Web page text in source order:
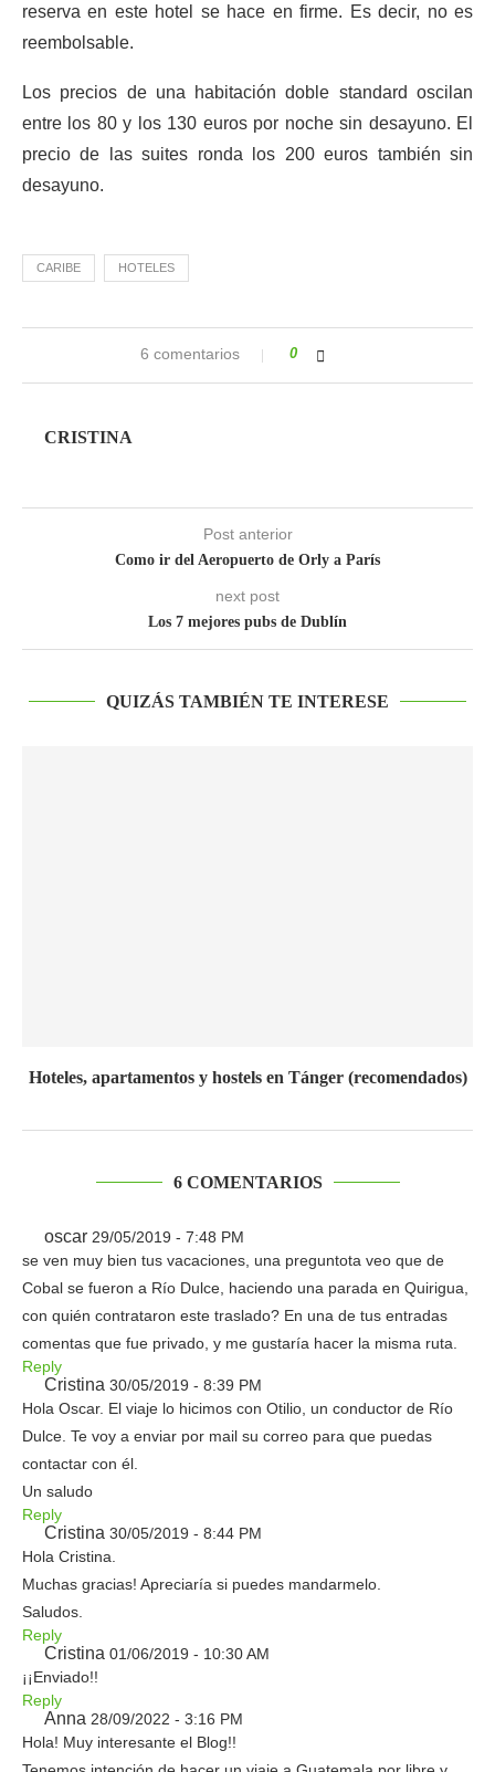
reserva en este hotel se hace en firme. Es decir, no es
reembolsable.
Los precios de una habitación doble standard oscilan
entre los 80 y los 130 euros por noche sin desayuno. El
precio de las suites ronda los 200 euros también sin
desayuno.
CARIBE HOTELES
6 comentarios 0
CRISTINA
Post anterior
Como ir del Aeropuerto de Orly a París
next post
Los 7 mejores pubs de Dublín
QUIZÁS TAMBIÉN TE INTERESE
Hoteles, apartamentos y hostels en Tánger (recomendados)
6 COMENTARIOS
oscar 29/05/2019 - 7:48 PM
se ven muy bien tus vacaciones, una preguntota veo que de
Cobal se fueron a Río Dulce, haciendo una parada en Quirigua,
con quién contrataron este traslado? En una de tus entradas
comentas que fue privado, y me gustaría hacer la misma ruta.
Reply
Cristina 30/05/2019 - 8:39 PM
Hola Oscar. El viaje lo hicimos con Otilio, un conductor de Río
Dulce. Te voy a enviar por mail su correo para que puedas
contactar con él.
Un saludo
Reply
Cristina 30/05/2019 - 8:44 PM
Hola Cristina.
Muchas gracias! Apreciaría si puedes mandarmelo.
Saludos.
Reply
Cristina 01/06/2019 - 10:30 AM
¡¡Enviado!!
Reply
Anna 28/09/2022 - 3:16 PM
Hola! Muy interesante el Blog!!